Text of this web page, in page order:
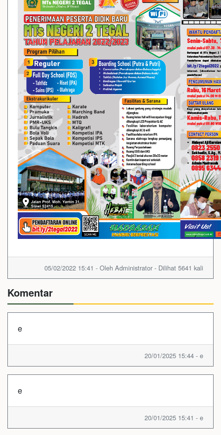
05/02/2022 15:41 - Oleh Administrator - Dilihat 5641 kali
Komentar
e
20/01/2025 15:44 - e
e
20/01/2025 15:41 - e